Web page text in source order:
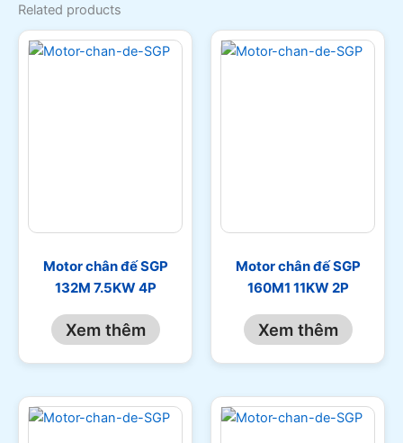
Related products
Motor chân đế SGP
132M 7.5KW 4P
Xem thêm
Motor chân đế SGP
160M1 11KW 2P
Xem thêm